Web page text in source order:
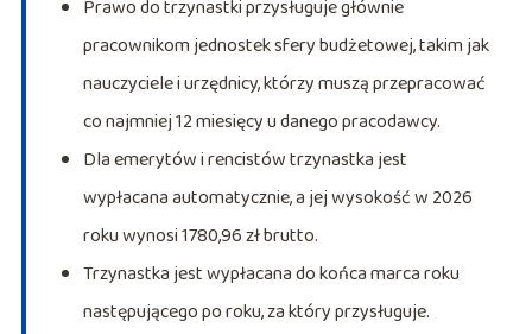
Prawo do trzynastki przysługuje głównie
pracownikom jednostek sfery budżetowej, takim jak
nauczyciele i urzędnicy, którzy muszą przepracować
co najmniej 12 miesięcy u danego pracodawcy.
Dla emerytów i rencistów trzynastka jest
wypłacana automatycznie, a jej wysokość w 2026
roku wynosi 1780,96 zł brutto.
Trzynastka jest wypłacana do końca marca roku
następującego po roku, za który przysługuje.